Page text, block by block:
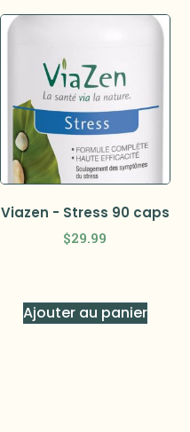
Viazen - Stress 90 caps
$29.99
Ajouter au panier